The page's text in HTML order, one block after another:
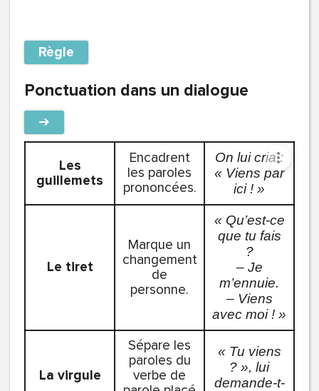
Règle
Ponctuation dans un dialogue
➔
Les
guillemets
Encadrent
les paroles
prononcées.
On lui cria :
« Viens par
ici ! »
Le tiret
Marque un
changement
de
personne.
« Qu’est-ce
que tu fais
?
– Je
m’ennuie.
– Viens
avec moi ! »
La virgule
Sépare les
paroles du
verbe de
« Tu viens
? », lui
demande-t-